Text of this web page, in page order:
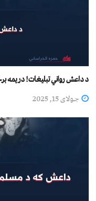
د داعش رواني تبليغات! دریمه
جولای 15, 2025